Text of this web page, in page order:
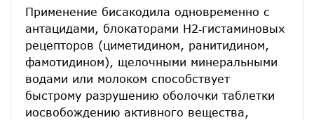
Применение бисакодила одновременно с
антацидами, блокаторами Н2‑гистаминовых
рецепторов (циметидином, ранитидином,
фамотидином), щелочными минеральными
водами или молоком способствует
быстрому разрушению оболочки таблетки
иосвобождению активного вещества,